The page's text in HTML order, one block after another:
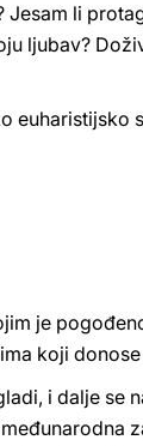
li
ljubav?
euharistijsko
je
koji
i dalje se